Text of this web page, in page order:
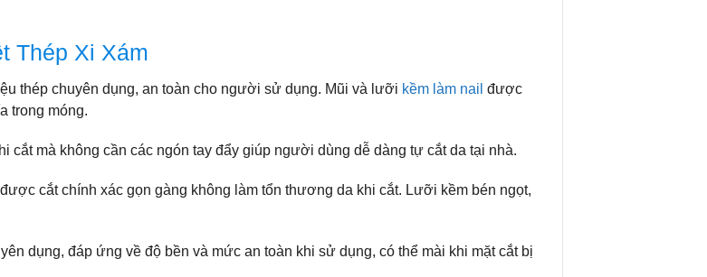
Thép Xi Xám
thép chuyên dụng, an toàn cho người sử dụng. Mũi và lưỡi kềm làm nail được
trong móng.
cắt mà không cần các ngón tay đẩy giúp người dùng dễ dàng tự cắt da tại nhà.
cắt chính xác gọn gàng không làm tổn thương da khi cắt. Lưỡi kềm bén ngọt,
dụng, đáp ứng về độ bền và mức an toàn khi sử dụng, có thể mài khi mặt cắt bị